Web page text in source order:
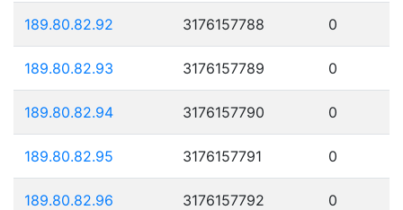
189.80.82.92 3176157788 0
189.80.82.93 3176157789 0
189.80.82.94 3176157790 0
189.80.82.95 3176157791 0
189.80.82.96 3176157792 0